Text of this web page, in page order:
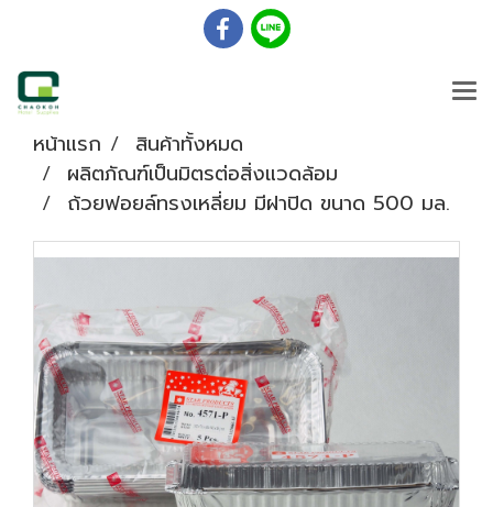
หน้าแรก
สินค้าทั้งหมด
ผลิตภัณฑ์เป็นมิตรต่อสิ่งแวดล้อม
ถ้วยฟอยล์ทรงเหลี่ยม มีฝาปิด ขนาด 500 มล.